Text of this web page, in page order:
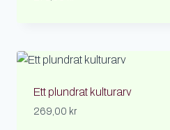
Ett plundrat kulturarv
269,00 kr